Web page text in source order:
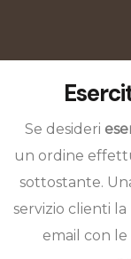
Se desideri
un ordine
sottostante.
servizio clienti
email con